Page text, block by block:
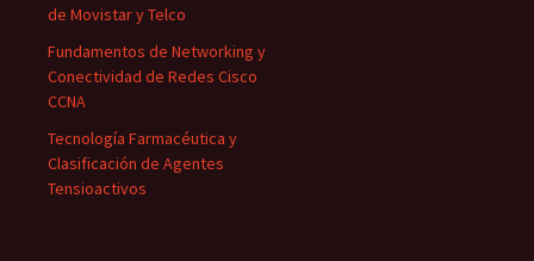
de Movistar y Telco
Fundamentos de Networking y
Conectividad de Redes Cisco
CCNA
Tecnología Farmacéutica y
Clasificación de Agentes
Tensioactivos